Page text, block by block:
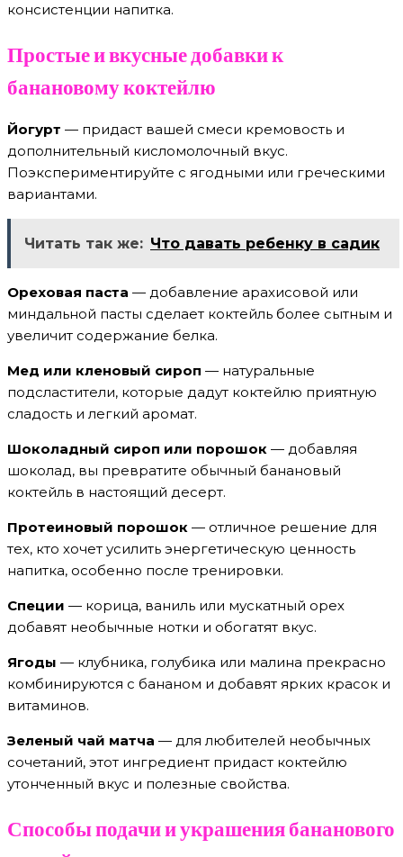
консистенции напитка.
Простые и вкусные добавки к
банановому коктейлю
Йогурт — придаст вашей смеси кремовость и
дополнительный кисломолочный вкус.
Поэкспериментируйте с ягодными или греческими
вариантами.
Читать так же: Что давать ребенку в садик
Ореховая паста — добавление арахисовой или
миндальной пасты сделает коктейль более сытным и
увеличит содержание белка.
Мед или кленовый сироп — натуральные
подсластители, которые дадут коктейлю приятную
сладость и легкий аромат.
Шоколадный сироп или порошок — добавляя
шоколад, вы превратите обычный банановый
коктейль в настоящий десерт.
Протеиновый порошок — отличное решение для
тех, кто хочет усилить энергетическую ценность
напитка, особенно после тренировки.
Специи — корица, ваниль или мускатный орех
добавят необычные нотки и обогатят вкус.
Ягоды — клубника, голубика или малина прекрасно
комбинируются с бананом и добавят ярких красок и
витаминов.
Зеленый чай матча — для любителей необычных
сочетаний, этот ингредиент придаст коктейлю
утонченный вкус и полезные свойства.
Способы подачи и украшения бананового